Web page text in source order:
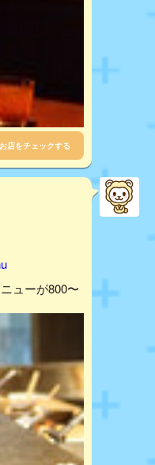
お店をチェックする
ューが800〜